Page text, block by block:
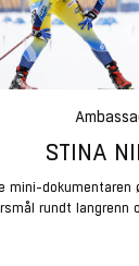
STINA
mini-dokumentaren
rundt langrenn